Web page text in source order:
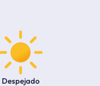
Despejado